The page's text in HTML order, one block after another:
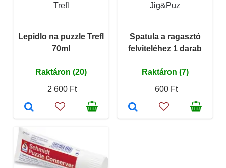
Trefl
Lepidlo na puzzle Trefl
70ml
Raktáron (20)
2 600 Ft
Jig&Puz
Spatula a ragasztó
felviteléhez 1 darab
Raktáron (7)
600 Ft